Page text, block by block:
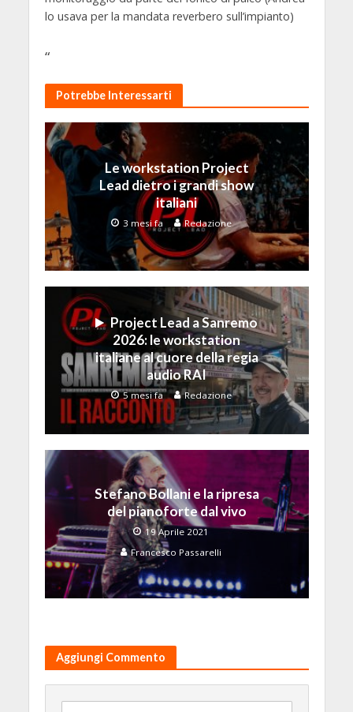
lo usava per la mandata reverbero sull’impianto)
“
Potrebbe Interessarti
Le workstation Project
Lead dietro i grandi show
italiani
3 mesi fa Redazione
Project Lead a Sanremo
2026: le workstation
italiane al cuore della regia
audio RAI
5 mesi fa Redazione
Stefano Bollani e la ripresa
del pianoforte dal vivo
19 Aprile 2021
Francesco Passarelli
Aggiungi Commento